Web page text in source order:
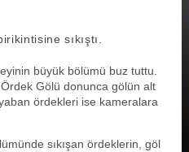
sıkıştı.
büyük bölümü buz tuttu.
Gölü donunca gölün alt
ördekleri ise kameralara
sıkışan ördeklerin, göl